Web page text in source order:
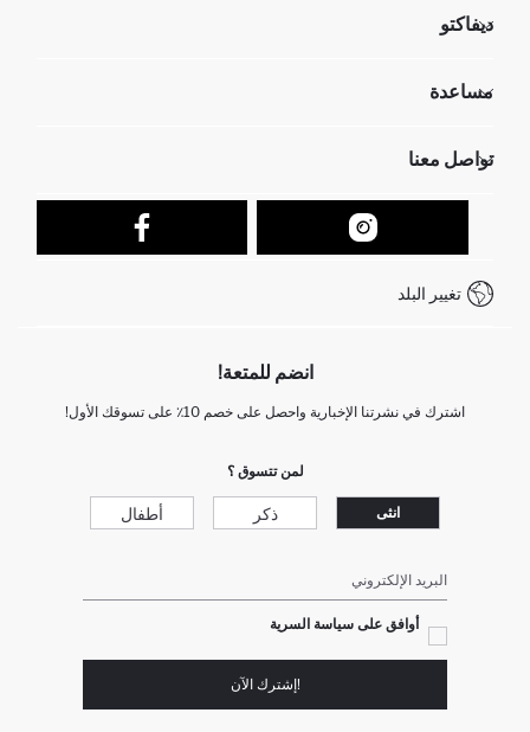
ديفاكتو
تعرف علينا
مساعدة
عمليات الارجاع و الاستبدال السهلة
تتبع الشحنة
كيف يمكنك التسوق في ديفاكتو ؟
كيف تدفع في ديفاكتو؟
تواصل معنا
نموذج الاتصال
+212 525 076 633 خدمة العملاء
تغيير البلد
انضم للمتعة!
اشترك في نشرتنا الإخبارية واحصل على خصم 10٪ على تسوقك الأول!
لمن تتسوق ؟
انثى ذكر أطفال
البريد الإلكتروني
أوافق على سياسة السرية
!إشترك الآن